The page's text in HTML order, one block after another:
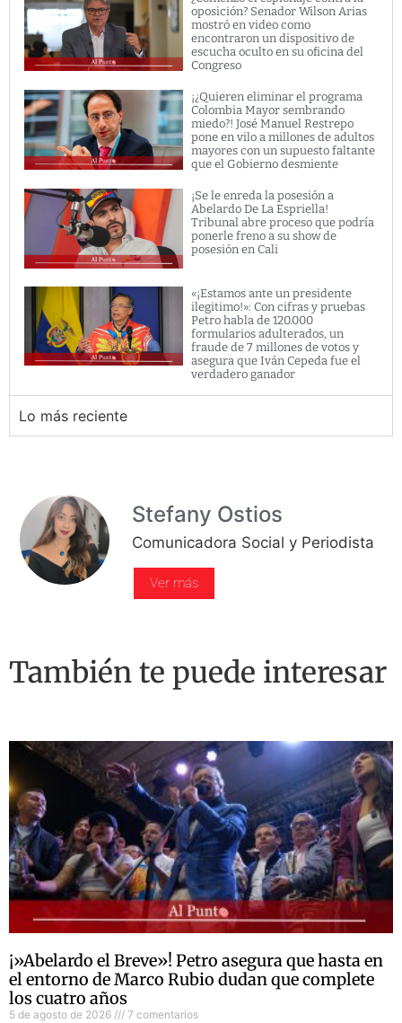
oposición? Senador Wilson Arias
mostró en video como
encontraron un dispositivo de
escucha oculto en su oficina del
Congreso
¡¿Quieren eliminar el programa
Colombia Mayor sembrando
miedo?! José Manuel Restrepo
pone en vilo a millones de adultos
mayores con un supuesto faltante
que el Gobierno desmiente
¡Se le enreda la posesión a
Abelardo De La Espriella!
Tribunal abre proceso que podría
ponerle freno a su show de
posesión en Cali
«¡Estamos ante un presidente
ilegitimo!»: Con cifras y pruebas
Petro habla de 120.000
formularios adulterados, un
fraude de 7 millones de votos y
asegura que Iván Cepeda fue el
verdadero ganador
Lo más reciente
Stefany Ostios
Comunicadora Social y Periodista
Ver más
También te puede interesar
¡»Abelardo el Breve»! Petro asegura que hasta en
el entorno de Marco Rubio dudan que complete
los cuatro años
5 de agosto de 2026 7 comentarios